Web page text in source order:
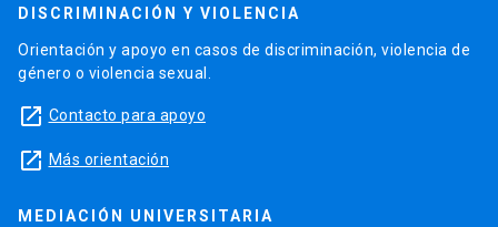
DISCRIMINACIÓN Y VIOLENCIA
Orientación y apoyo en casos de discriminación, violencia de
género o violencia sexual.
launch Contacto para apoyo
launch Más orientación
MEDIACIÓN UNIVERSITARIA